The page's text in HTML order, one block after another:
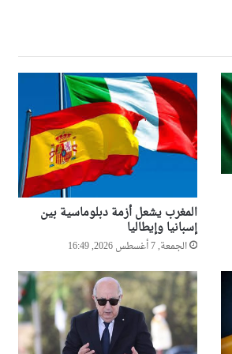
تواصل أشغال تطوير وصيانة
شبكة الطرق عبر 13 ولاية ضمن
برنامج 2026
بلمهدي يشارك في مراسم تشييع
جثمان العلامة الشيخ سعيد الحاج
كعباش
الطريق السيار A3: تدخلات
ميدانية متواصلة لضمان سلامة
مستعملي الطريق
تحضيرات مكثفة عبر ولايات
الوطن لضمان دخول مدرسي
المغرب يشعل أزمة دبلوماسية بين
إسبانيا وإيطاليا
الجمعة, 7 أغسطس 2026, 16:49